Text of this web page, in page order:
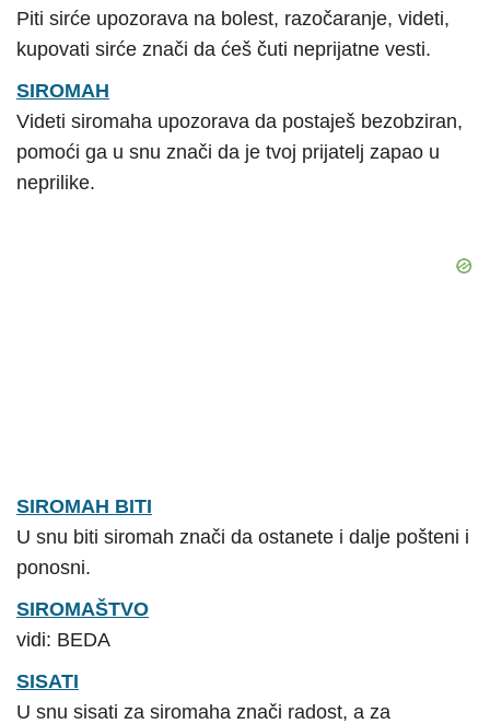
Piti sirće upozorava na bolest, razočaranje, videti,
kupovati sirće znači da ćeš čuti neprijatne vesti.
SIROMAH
Videti siromaha upozorava da postaješ bezobziran,
pomoći ga u snu znači da je tvoj prijatelj zapao u
neprilike.
SIROMAH BITI
U snu biti siromah znači da ostanete i dalje pošteni i
ponosni.
SIROMAŠTVO
vidi: BEDA
SISATI
U snu sisati za siromaha znači radost, a za